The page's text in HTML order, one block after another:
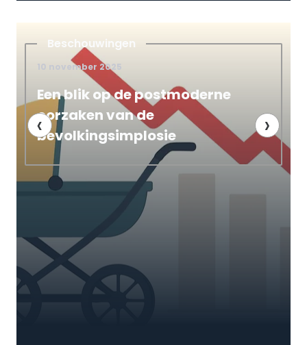
Satanisme
Bol.com haalt seksuele
uit de handel. Wanneer
demonische
‹ ›